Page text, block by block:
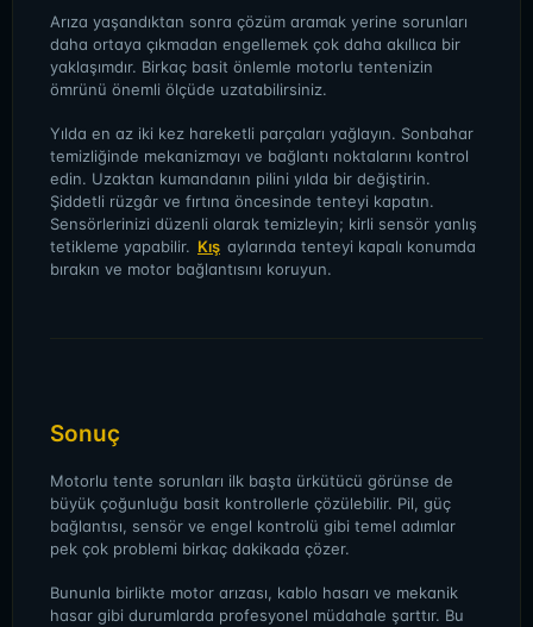
Arıza yaşandıktan sonra çözüm aramak yerine sorunları
daha ortaya çıkmadan engellemek çok daha akıllıca bir
yaklaşımdır. Birkaç basit önlemle motorlu tentenizin
ömrünü önemli ölçüde uzatabilirsiniz.
Yılda en az iki kez hareketli parçaları yağlayın. Sonbahar
temizliğinde mekanizmayı ve bağlantı noktalarını kontrol
edin. Uzaktan kumandanın pilini yılda bir değiştirin.
Şiddetli rüzgâr ve fırtına öncesinde tenteyi kapatın.
Sensörlerinizi düzenli olarak temizleyin; kirli sensör yanlış
tetikleme yapabilir. Kış aylarında tenteyi kapalı konumda
bırakın ve motor bağlantısını koruyun.
Sonuç
Motorlu tente sorunları ilk başta ürkütücü görünse de
büyük çoğunluğu basit kontrollerle çözülebilir. Pil, güç
bağlantısı, sensör ve engel kontrolü gibi temel adımlar
pek çok problemi birkaç dakikada çözer.
Bununla birlikte motor arızası, kablo hasarı ve mekanik
hasar gibi durumlarda profesyonel müdahale şarttır. Bu